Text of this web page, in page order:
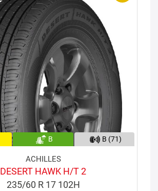
B B (71)
ACHILLES
DESERT HAWK H/T 2
235/60 R 17 102H